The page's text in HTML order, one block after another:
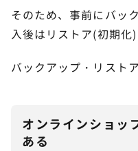
そのため、事前にバッ
入後はリストア(初期化)
バックアップ・リスト
オンラインショッ
ある